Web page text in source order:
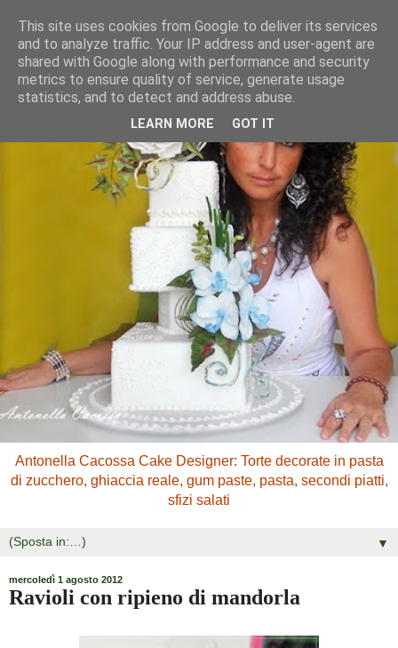
Antonella Cacossa Cake Designer: Torte decorate in pasta
di zucchero, ghiaccia reale, gum paste, pasta, secondi piatti,
sfizi salati
▼
mercoledì 1 agosto 2012
Ravioli con ripieno di mandorla
This site uses cookies from Google to deliver its services
and to analyze traffic. Your IP address and user-agent are
shared with Google along with performance and security
metrics to ensure quality of service, generate usage
statistics, and to detect and address abuse.
LEARN MORE GOT IT